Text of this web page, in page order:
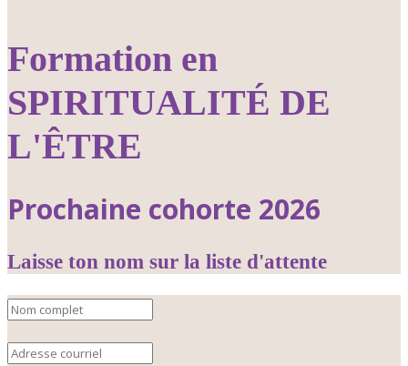
Formation en
SPIRITUALITÉ DE
L'ÊTRE
Prochaine cohorte 2026
Laisse ton nom sur la liste d'attente